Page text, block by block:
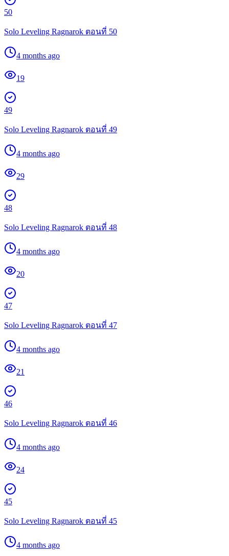
50
Solo Leveling Ragnarok ตอนที่ 50
4 months ago
19
49
Solo Leveling Ragnarok ตอนที่ 49
4 months ago
29
48
Solo Leveling Ragnarok ตอนที่ 48
4 months ago
20
47
Solo Leveling Ragnarok ตอนที่ 47
4 months ago
21
46
Solo Leveling Ragnarok ตอนที่ 46
4 months ago
24
45
Solo Leveling Ragnarok ตอนที่ 45
4 months ago